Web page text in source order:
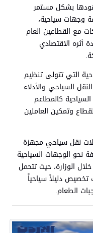
بشكل مستمر
وجهات سياحية،
مع القطاعين العام
أثره الاقتصادي
التي تتولى تنظيم
السياحي والأدلاء
كالمطاعم
وتمكين العاملين
نقل سياحي مجهزة
نحو الوجهات السياحية
الوزارة، حيث تتحمل
دليلاً سياحياً
الطعام.